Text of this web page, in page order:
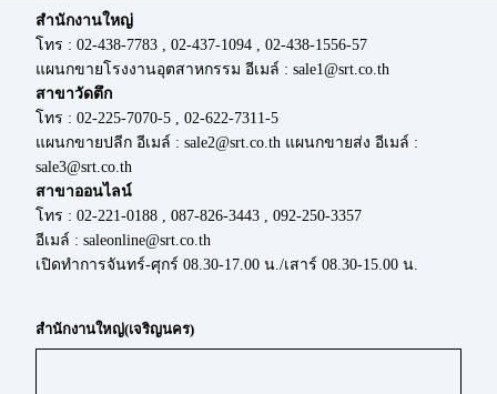
สำนักงานใหญ่
โทร : 02-438-7783 , 02-437-1094 , 02-438-1556-57
แผนกขายโรงงานอุตสาหกรรม อีเมล์ : sale1@srt.co.th
สาขาวัดตึก
โทร : 02-225-7070-5 , 02-622-7311-5
แผนกขายปลีก อีเมล์ : sale2@srt.co.th แผนกขายส่ง อีเมล์ :
sale3@srt.co.th
สาขาออนไลน์
โทร : 02-221-0188 , 087-826-3443 , 092-250-3357
อีเมล์ : saleonline@srt.co.th
เปิดทำการจันทร์-ศุกร์ 08.30-17.00 น./เสาร์ 08.30-15.00 น.
สำนักงานใหญ่(เจริญนคร)